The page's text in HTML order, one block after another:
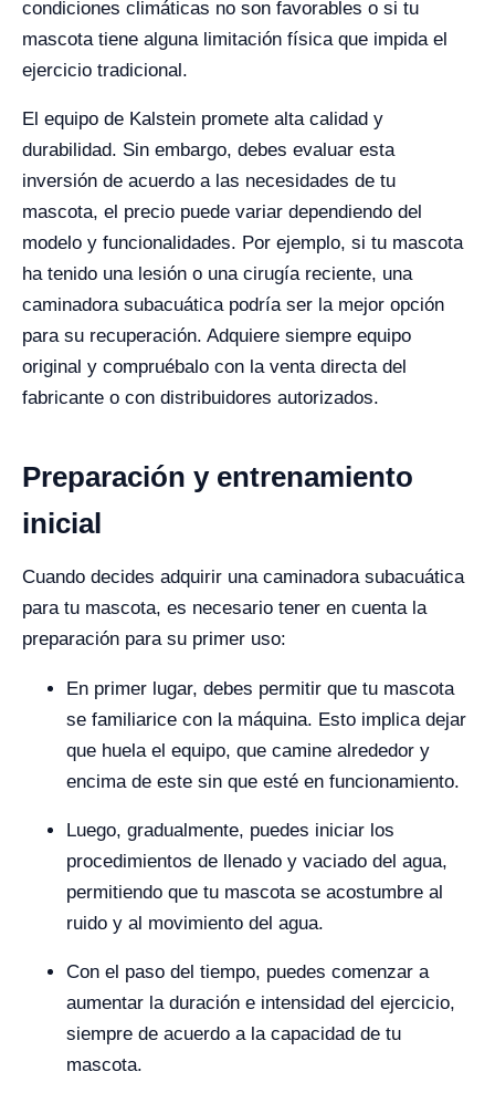
condiciones climáticas no son favorables o si tu
mascota tiene alguna limitación física que impida el
ejercicio tradicional.
El equipo de Kalstein promete alta calidad y
durabilidad. Sin embargo, debes evaluar esta
inversión de acuerdo a las necesidades de tu
mascota, el precio puede variar dependiendo del
modelo y funcionalidades. Por ejemplo, si tu mascota
ha tenido una lesión o una cirugía reciente, una
caminadora subacuática podría ser la mejor opción
para su recuperación. Adquiere siempre equipo
original y compruébalo con la venta directa del
fabricante o con distribuidores autorizados.
Preparación y entrenamiento
inicial
Cuando decides adquirir una caminadora subacuática
para tu mascota, es necesario tener en cuenta la
preparación para su primer uso:
En primer lugar, debes permitir que tu mascota
se familiarice con la máquina. Esto implica dejar
que huela el equipo, que camine alrededor y
encima de este sin que esté en funcionamiento.
Luego, gradualmente, puedes iniciar los
procedimientos de llenado y vaciado del agua,
permitiendo que tu mascota se acostumbre al
ruido y al movimiento del agua.
Con el paso del tiempo, puedes comenzar a
aumentar la duración e intensidad del ejercicio,
siempre de acuerdo a la capacidad de tu
mascota.